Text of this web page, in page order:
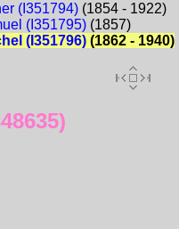
(I351794)(1854 - 1922)
(I351795)(1857)
(I351796)(1862 - 1940)